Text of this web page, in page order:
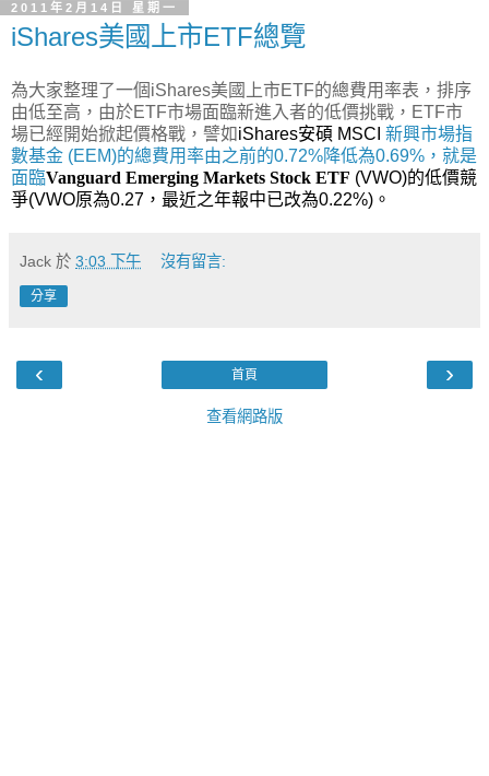
2011年2月14日 星期一
iShares美國上市ETF總覽
為大家整理了一個iShares美國上市ETF的總費用率表，排序
由低至高，由於ETF市場面臨新進入者的低價挑戰，ETF市
場已經開始掀起價格戰，譬如iShares安碩 MSCI 新興市場指
數基金 (EEM)的總費用率由之前的0.72%降低為0.69%，就是
面臨Vanguard Emerging Markets Stock ETF (VWO)的低價競
爭(VWO原為0.27，最近之年報中已改為0.22%)。
Jack 於 3:03 下午 沒有留言:
分享
‹ ›
首頁
查看網路版